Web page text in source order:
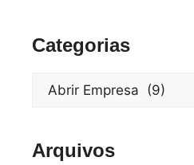
Categorias
Arquivos